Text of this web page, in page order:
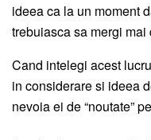
ideea ca la un moment
trebuiasca sa mergi mai
Cand intelegi acest
in considerare si ideea
nevoia ei de “noutate”